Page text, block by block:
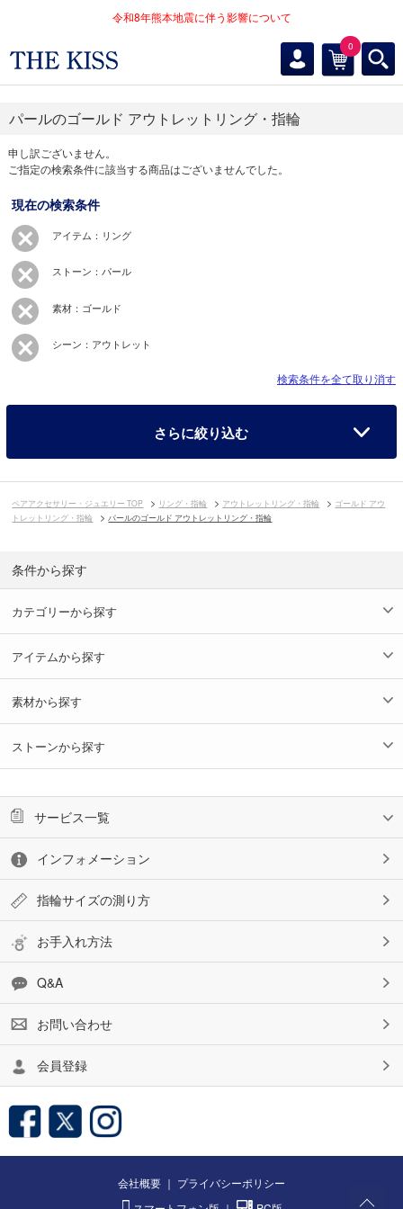
令和8年熊本地震に伴う影響について
0
パールのゴールド アウトレットリング・指輪
申し訳ございません。
ご指定の検索条件に該当する商品はございませんでした。
現在の検索条件
アイテム：リング
ストーン：パール
素材：ゴールド
シーン：アウトレット
検索条件を全て取り消す
さらに絞り込む
ペアアクセサリー・ジュエリー TOP リング・指輪 アウトレットリング・指輪
ゴールド アウ
トレットリング・指輪
パールのゴールド アウトレットリング・指輪
条件から探す
カテゴリーから探す
アイテムから探す
素材から探す
ストーンから探す
サービス一覧
インフォメーション
指輪サイズの測り方
お手入れ方法
Q&A
お問い合わせ
会員登録
会社概要 ｜ プライバシーポリシー